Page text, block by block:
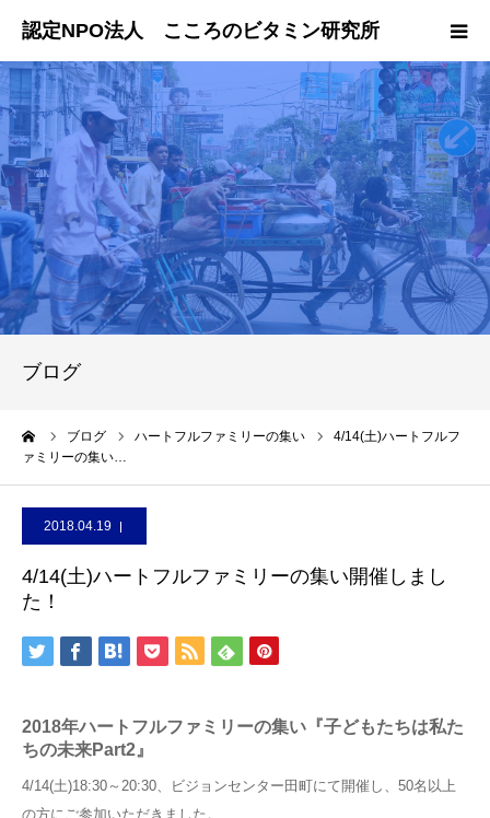
ブログ
ブログ ハートフルファミリーの集い
4/14(土)ハートフルフ
ァミリーの集い…
2018.04.19
4/14(土)ハートフルファミリーの集い開催しまし
た！
2018年ハートフルファミリーの集い『子どもたちは私た
ちの未来Part2』
4/14(土)18:30～20:30、ビジョンセンター田町にて開催し、50名以上
の方にご参加いただきました。
ホーム
国内での活動
海外での活動
会員・寄付のお申し込み